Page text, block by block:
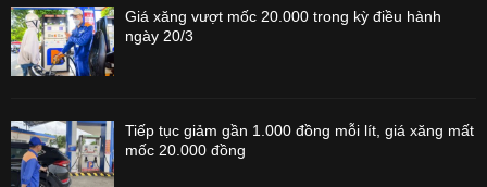
Giá xăng vượt mốc 20.000 trong kỳ điều hành
ngày 20/3
Tiếp tục giảm gần 1.000 đồng mỗi lít, giá xăng mất
mốc 20.000 đồng